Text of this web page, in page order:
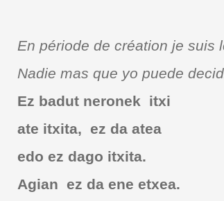
En période de création je suis
Nadie mas que yo puede
Ez badut neronek itxi
ate itxita, ez da atea
edo ez dago itxita.
Agian ez da ene